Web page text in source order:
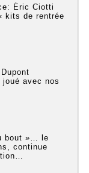
Éric Ciotti
kits de rentrée
avec nos
bout »… le
continue